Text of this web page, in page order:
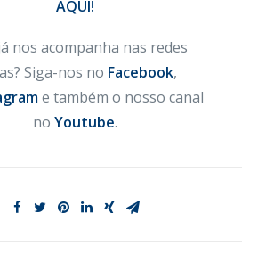
AQUI!
nos acompanha nas redes
Siga-nos no Facebook,
e também o nosso canal
no Youtube.